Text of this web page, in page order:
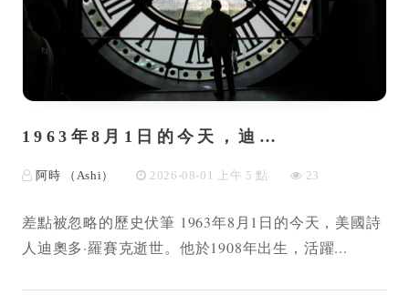
1963年8月1日的今天，迪…
阿時 （Ashi） 2026-08-01 上午 5 點 23
差點被忽略的歷史伏筆 1963年8月1日的今天，美國詩
人迪奧多·羅賽克逝世。他於1908年出生，活躍...